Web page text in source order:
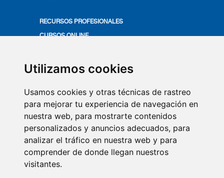
Utilizamos cookies
Usamos cookies y otras técnicas de rastreo
para mejorar tu experiencia de navegación en
nuestra web, para mostrarte contenidos
personalizados y anuncios adecuados, para
analizar el tráfico en nuestra web y para
comprender de donde llegan nuestros
visitantes.
RECURSOS PROFESIONALES
CURSOS ONLINE
PRODUCTOS VITIS
VÍDEOS
QUIÉNES SOMOS
COMITÉ DE EXPERTOS
CONTACTO
SUSCRIPCIÓN NEWSLETTER